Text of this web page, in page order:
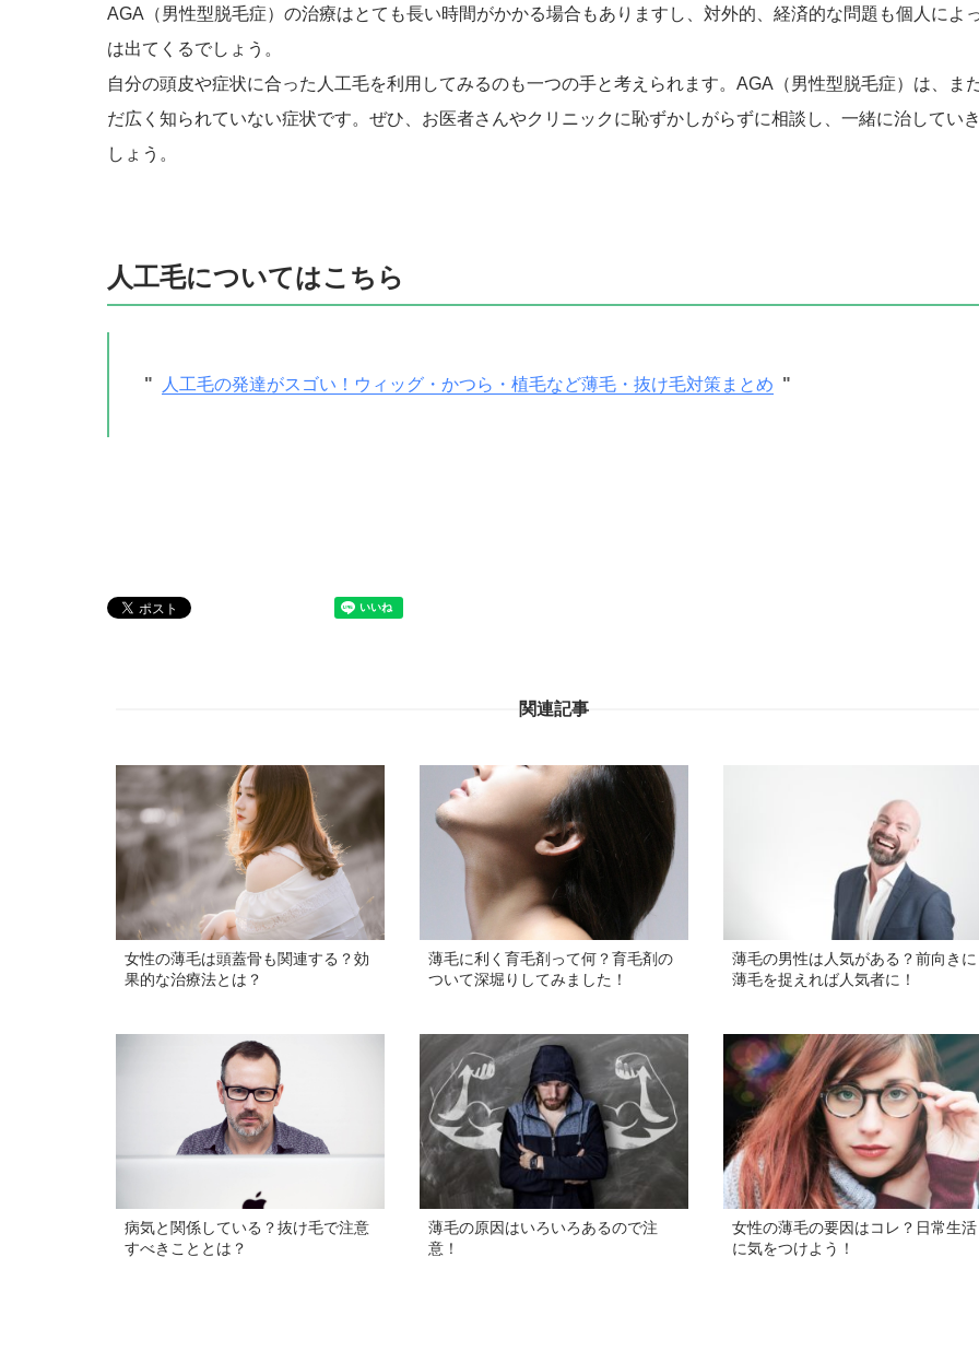
AGA（男性型脱毛症）の治療はとても長い時間がかかる場合もありますし、対外的、経済的な問題も個人によ
は出てくるでしょう。
自分の頭皮や症状に合った人工毛を利用してみるのも一つの手と考えられます。AGA（男性型脱毛症）は、ま
だ広く知られていない症状です。ぜひ、お医者さんやクリニックに恥ずかしがらずに相談し、一緒に治してい
しょう。
人工毛についてはこちら
人工毛の発達がスゴい！ウィッグ・かつら・植毛など薄毛・抜け毛対策まとめ
関連記事
女性の薄毛は頭蓋骨も関連する？効
果的な治療法とは？
薄毛に利く育毛剤って何？育毛剤の
ついて深堀りしてみました！
薄毛の男性は人気がある？前向きに
薄毛を捉えれば人気者に！
病気と関係している？抜け毛で注意
すべきこととは？
薄毛の原因はいろいろあるので注
意！
女性の薄毛の要因はコレ？日常生活
に気をつけよう！